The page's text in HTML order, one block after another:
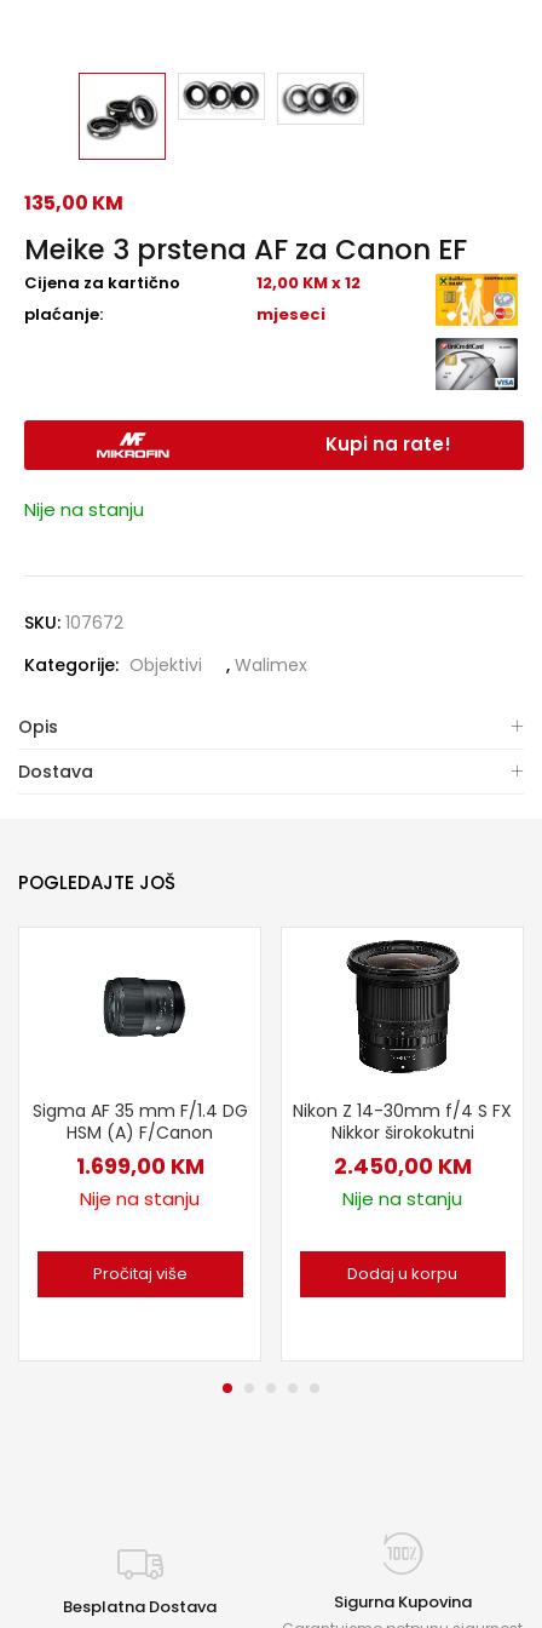
Meike 3 prstena AF za Canon EF
135,00 KM
Cijena za kartično
plaćanje:
12,00 KM x 12
mjeseci
Kupi na rate!
Nije na stanju
SKU: 107672
Kategorije: Objektivi , Walimex
Opis
Dostava
POGLEDAJTE JOŠ
Sigma AF 35 mm F/1.4 DG
HSM (A) F/Canon
1.699,00 KM
Nije na stanju
Pročitaj više
Nikon Z 14-30mm f/4 S FX
Nikkor širokokutni
2.450,00 KM
Nije na stanju
Dodaj u korpu
Besplatna Dostava Sigurna Kupovina